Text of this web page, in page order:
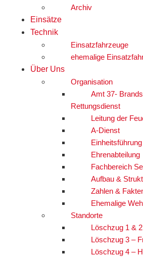
Archiv
Einsätze
Technik
Einsatzfahrzeuge
ehemalige
Über Uns
Organisation
Amt 37-
Rettungsdienst
Leitung der
A-Dienst
Einheitsführung
Ehrenabteilung
Fachbereich
Aufbau &
Zahlen &
Ehemalige
Standorte
Löschzug 1 &
Löschzug 3 –
Löschzug 4 –